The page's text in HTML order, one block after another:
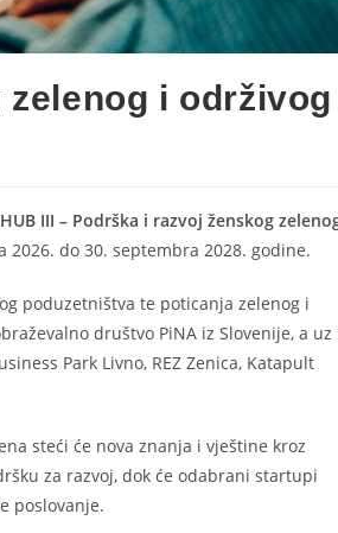
zelenog i održivog
III – Podrška i razvoj ženskog
do 30. septembra 2028. godine.
poduzetništva te poticanja zelenog i
društvo PiNA iz Slovenije, a uz
Park Livno, REZ Zenica, Katapult
steći će nova znanja i vještine kroz
za razvoj, dok će odabrani startupi
poslovanje.